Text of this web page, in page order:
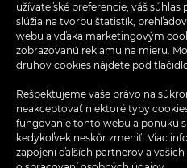
užívateľské preferencie, váš
slúžia na tvorbu štatistík,
webu a vďaka marketingovým
zobrazovanú reklamu na mieru.
druhov cookies nájdete pod
Rešpektujeme vaše právo na
neakceptovať niektoré typy
fungovanie tohto webu a ponuku
kedykoľvek neskôr zmeniť. Viac
zapojení ďalších partnerov a
Informácie
Aplikácia
Ochrana